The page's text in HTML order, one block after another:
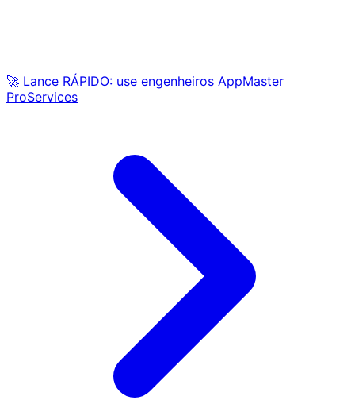
🚀 Lance RÁPIDO: use engenheiros AppMaster
ProServices